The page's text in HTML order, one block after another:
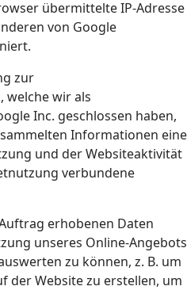
übermittelte IP-Adresse
von Google
zur
welche wir als
Inc. geschlossen haben,
Informationen eine
und der Websiteaktivität
verbundene
erhobenen Daten
unseres Online-Angebots
zu können, z. B. um
der Website zu erstellen, um